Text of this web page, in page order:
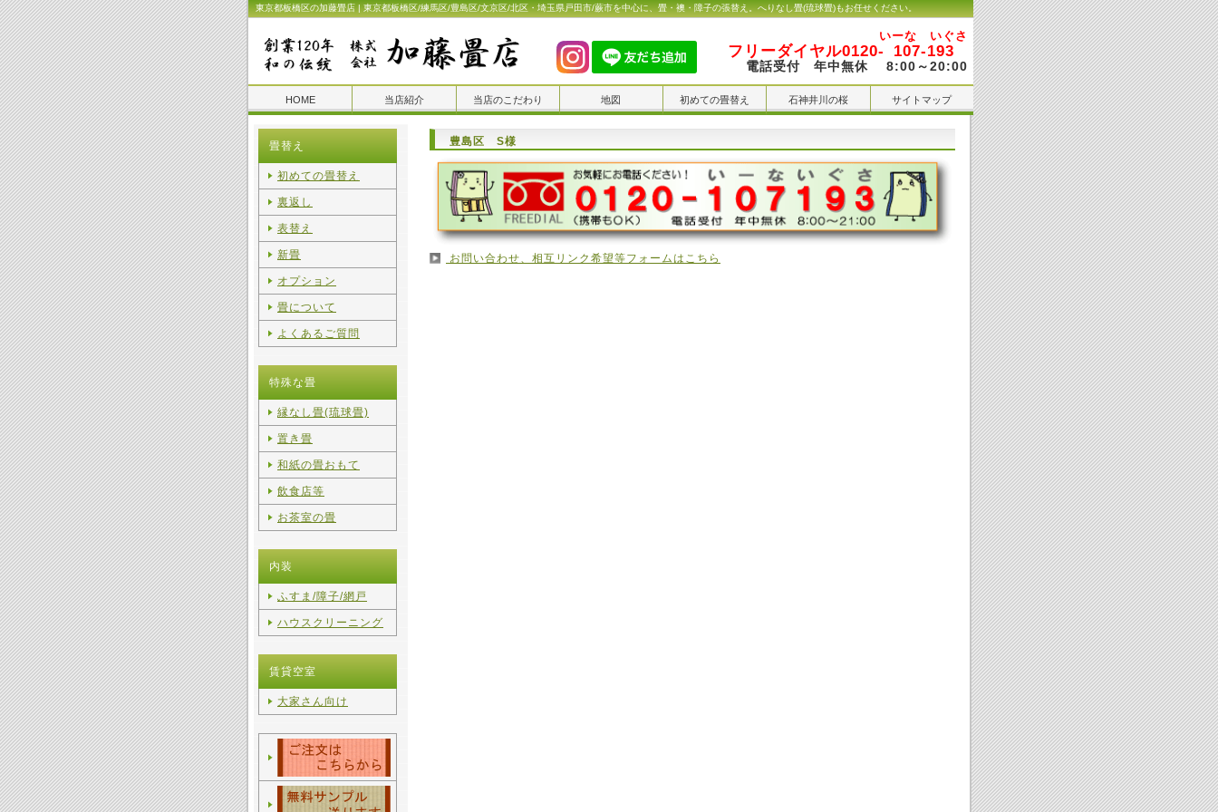
東京都板橋区の加藤畳店 | 東京都板橋区/練馬区/豊島区/文京区/北区・埼玉県戸田市/蕨市を中心に、畳・襖・障子の張替え。へりなし畳(琉球畳)もお任せください。
フリーダイヤル0120- 107-193
いーな いぐさ
電話受付 年中無休 8:00～20:00
HOME 当店紹介 当店のこだわり 地図 初めての畳替え 石神井川の桜 サイトマップ
豊島区 S様
お問い合わせ、相互リンク希望等フォームはこちら
畳替え
初めての畳替え
裏返し
表替え
新畳
オプション
畳について
よくあるご質問
特殊な畳
縁なし畳(琉球畳)
置き畳
和紙の畳おもて
飲食店等
お茶室の畳
内装
ふすま/障子/網戸
ハウスクリーニング
賃貸空室
大家さん向け